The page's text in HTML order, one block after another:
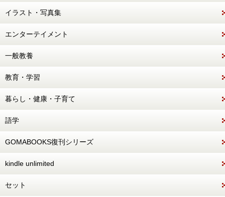
イラスト・写真集
エンターテイメント
一般教養
教育・学習
暮らし・健康・子育て
語学
GOMABOOKS復刊シリーズ
kindle unlimited
セット